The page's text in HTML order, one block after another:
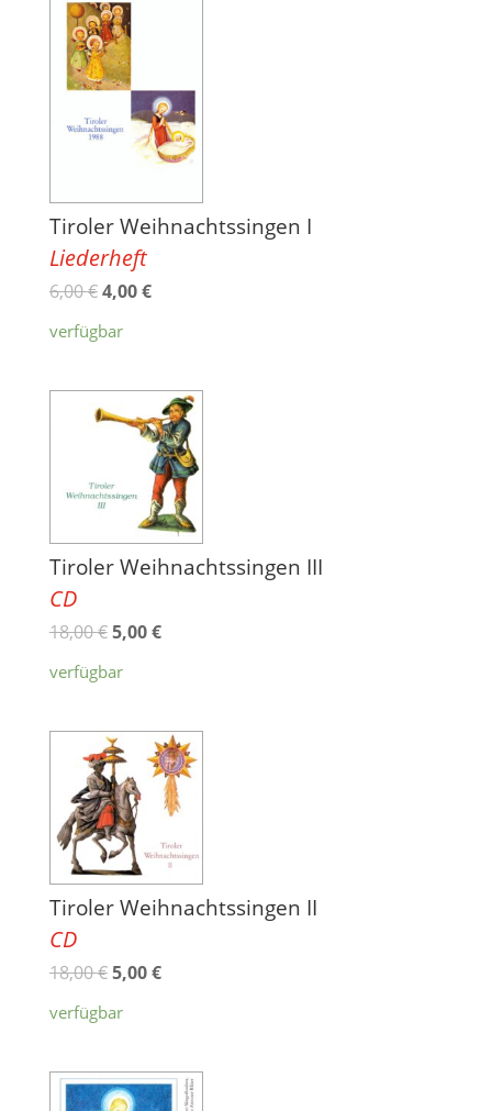
Tiroler Weihnachtssingen I
Liederheft
6,00€4,00€
verfügbar
Tiroler Weihnachtssingen III
CD
18,00€5,00€
verfügbar
Tiroler Weihnachtssingen II
CD
18,00€5,00€
verfügbar